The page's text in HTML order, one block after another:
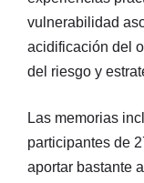
vulnerabilidad
acidificación del
del riesgo y
Las memorias
participantes de
aportar bastante